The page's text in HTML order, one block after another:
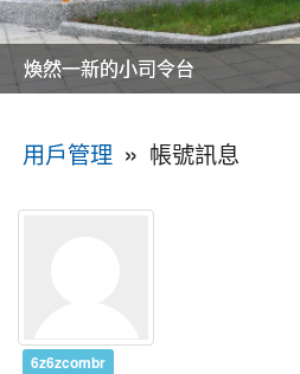
美麗的操場是我們活力的來源
美麗的操場是我們活力的來源
煥然一新的小司令台
煥然一新的小司令台
富含桃園埤塘田園風光意象的中廊
富含桃園埤塘田園風光意象的中廊
嶄新的中庭廣場
嶄新的中庭廣場
水生池生生不息
水生池生生不息
用戶管理 » 帳號訊息
6z6zcombr